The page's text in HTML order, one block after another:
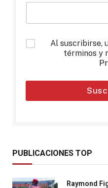
*
Al suscribirse,
términos y
PUBLICACIONES TOP
Raymond